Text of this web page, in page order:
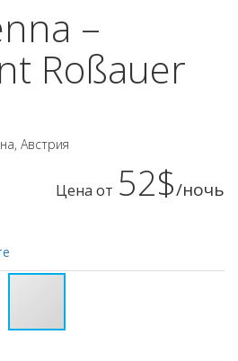
–
Roßauer
, Австрия
Цена от 52$/ночь